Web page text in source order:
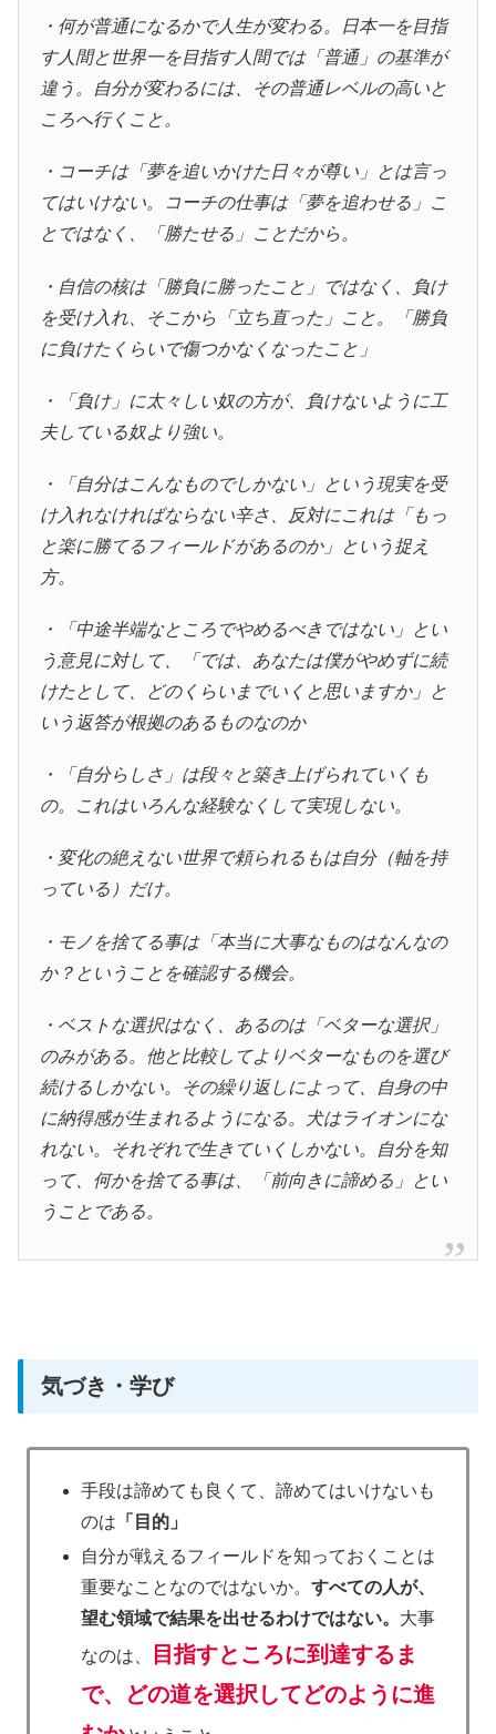
・何が普通になるかで人生が変わる。日本一を目指
す人間と世界一を目指す人間では「普通」の基準が
違う。自分が変わるには、その普通レベルの高いと
ころへ行くこと。
・コーチは「夢を追いかけた日々が尊い」とは言っ
てはいけない。コーチの仕事は「夢を追わせる」こ
とではなく、「勝たせる」ことだから。
・自信の核は「勝負に勝ったこと」ではなく、負け
を受け入れ、そこから「立ち直った」こと。「勝負
に負けたくらいで傷つかなくなったこと」
・「負け」に太々しい奴の方が、負けないように工
夫している奴より強い。
・「自分はこんなものでしかない」という現実を受
け入れなければならない辛さ、反対にこれは「もっ
と楽に勝てるフィールドがあるのか」という捉え
方。
・「中途半端なところでやめるべきではない」とい
う意見に対して、「では、あなたは僕がやめずに続
けたとして、どのくらいまでいくと思いますか」と
いう返答が根拠のあるものなのか
・「自分らしさ」は段々と築き上げられていくも
の。これはいろんな経験なくして実現しない。
・変化の絶えない世界で頼られるもは自分（軸を持
っている）だけ。
・モノを捨てる事は「本当に大事なものはなんなの
か？ということを確認する機会。
・ベストな選択はなく、あるのは「ベターな選択」
のみがある。他と比較してよりベターなものを選び
続けるしかない。その繰り返しによって、自身の中
に納得感が生まれるようになる。犬はライオンにな
れない。それぞれで生きていくしかない。自分を知
って、何かを捨てる事は、「前向きに諦める」とい
うことである。
気づき・学び
手段は諦めても良くて、諦めてはいけないも
のは 「目的」
自分が戦えるフィールドを知っておくことは
重要なことなのではないか。 すべての人が、
望む領域で結果を出せるわけではない。 大事
なのは、
目指すところに到達するま
で、どの道を選択してどのように進